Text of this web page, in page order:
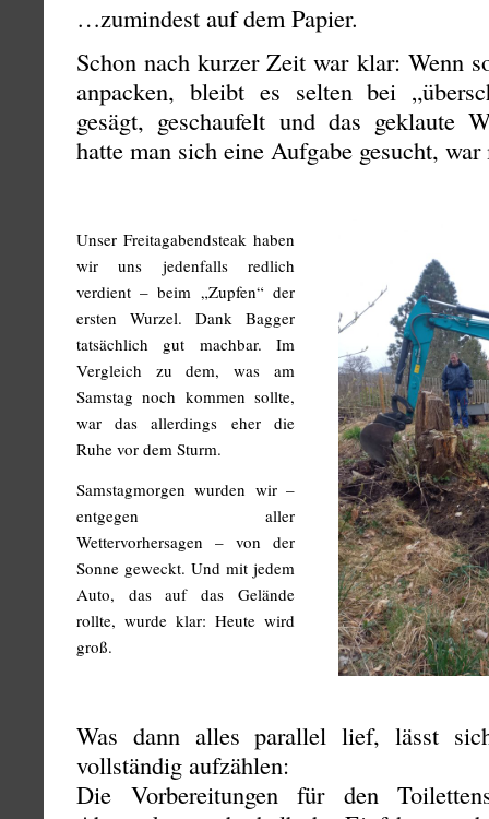
…zumindest auf dem Papier.
Schon nach kurzer Zeit war klar: Wenn
anpacken, bleibt es selten bei
gesägt, geschaufelt und das geklaute
hatte man sich eine Aufgabe gesucht,
Unser Freitagabendsteak haben
wir uns jedenfalls redlich
verdient – beim „Zupfen“ der
ersten Wurzel. Dank Bagger
tatsächlich gut machbar. Im
Vergleich zu dem, was am
Samstag noch kommen sollte,
war das allerdings eher die
Ruhe vor dem Sturm.
Samstagmorgen wurden wir –
entgegen aller
Wettervorhersagen – von der
Sonne geweckt. Und mit jedem
Auto, das auf das Gelände
rollte, wurde klar: Heute wird
groß.
Was dann alles parallel lief, lässt
vollständig aufzählen:
Die Vorbereitungen für den